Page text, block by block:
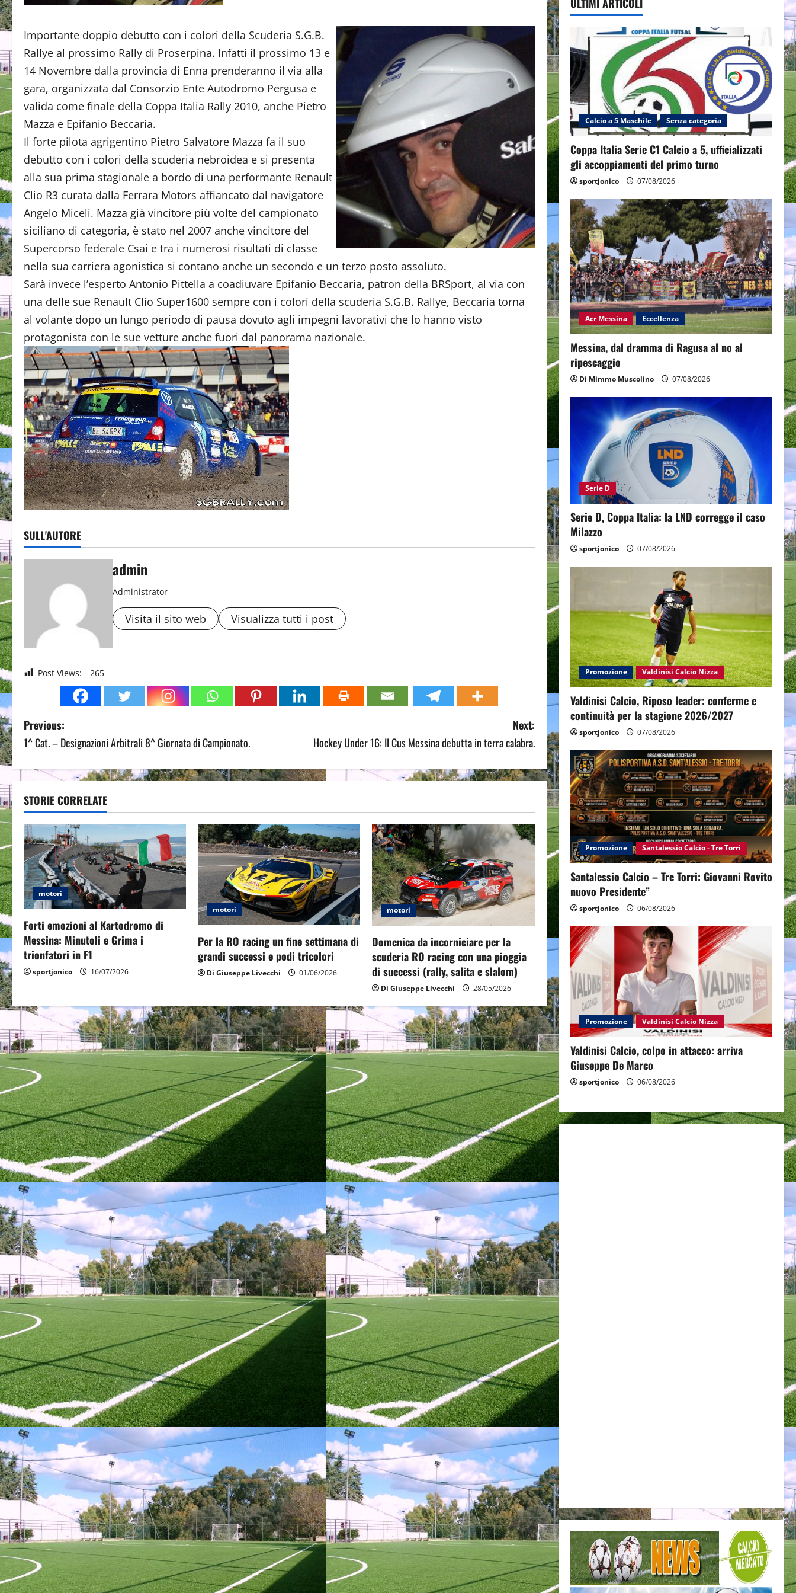
Importante doppio debutto con i colori della Scuderia S.G.B.
Rallye al prossimo Rally di Proserpina. Infatti il prossimo 13 e
14 Novembre dalla provincia di Enna prenderanno il via alla
gara, organizzata dal Consorzio Ente Autodromo Pergusa e
valida come finale della Coppa Italia Rally 2010, anche Pietro
Mazza e Epifanio Beccaria.
Il forte pilota agrigentino Pietro Salvatore Mazza fa il suo
debutto con i colori della scuderia nebroidea e si presenta
alla sua prima stagionale a bordo di una performante Renault
Clio R3 curata dalla Ferrara Motors affiancato dal navigatore
Angelo Miceli. Mazza già vincitore più volte del campionato
siciliano di categoria, è stato nel 2007 anche vincitore del
Supercorso federale Csai e tra i numerosi risultati di classe
nella sua carriera agonistica si contano anche un secondo e un terzo posto assoluto.
Sarà invece l’esperto Antonio Pittella a coadiuvare Epifanio Beccaria, patron della BRSport, al via con
una delle sue Renault Clio Super1600 sempre con i colori della scuderia S.G.B. Rallye, Beccaria torna
al volante dopo un lungo periodo di pausa dovuto agli impegni lavorativi che lo hanno visto
protagonista con le sue vetture anche fuori dal panorama nazionale.
SULL'AUTORE
admin
Administrator
Visita il sito web Visualizza tutti i post
Post Views: 265
P
o
s
t
n
a
v
i
g
a
t
i
o
n
Previous:
1^ Cat. – Designazioni Arbitrali 8^ Giornata di Campionato.
Next:
Hockey Under 16: Il Cus Messina debutta in terra calabra.
STORIE CORRELATE
motori
Forti emozioni al Kartodromo di
Messina: Minutoli e Grima i
trionfatori in F1
sportjonico 16/07/2026
motori
Per la RO racing un fine settimana di
grandi successi e podi tricolori
Di Giuseppe Livecchi 01/06/2026
motori
Domenica da incorniciare per la
scuderia RO racing con una pioggia
di successi (rally, salita e slalom)
Di Giuseppe Livecchi 28/05/2026
Calcio a 5 Maschile Senza categoria
Coppa Italia Serie C1 Calcio a 5, ufficializzati
gli accoppiamenti del primo turno
sportjonico 07/08/2026
Acr Messina Eccellenza
Messina, dal dramma di Ragusa al no al
ripescaggio
Di Mimmo Muscolino 07/08/2026
Serie D
Serie D, Coppa Italia: la LND corregge il caso
Milazzo
sportjonico 07/08/2026
Promozione Valdinisi Calcio Nizza
Valdinisi Calcio, Riposo leader: conferme e
continuità per la stagione 2026/2027
sportjonico 07/08/2026
Promozione Santalessio Calcio - Tre Torri
Santalessio Calcio – Tre Torri: Giovanni Rovito
nuovo Presidente”
sportjonico 06/08/2026
Promozione Valdinisi Calcio Nizza
Valdinisi Calcio, colpo in attacco: arriva
Giuseppe De Marco
sportjonico 06/08/2026